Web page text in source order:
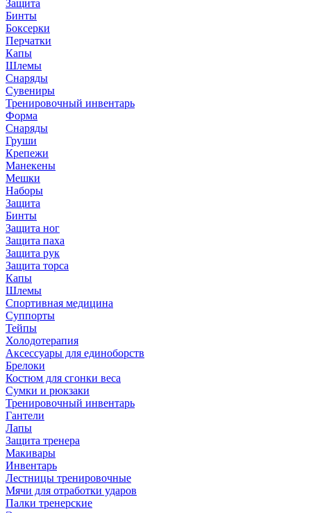
Защита
Бинты
Боксерки
Перчатки
Капы
Шлемы
Снаряды
Сувениры
Тренировочный инвентарь
Форма
Снаряды
Груши
Крепежи
Манекены
Мешки
Наборы
Защита
Бинты
Защита ног
Защита паха
Защита рук
Защита торса
Капы
Шлемы
Спортивная медицина
Суппорты
Тейпы
Холодотерапия
Аксессуары для единоборств
Брелоки
Костюм для сгонки веса
Сумки и рюкзаки
Тренировочный инвентарь
Гантели
Лапы
Защита тренера
Макивары
Инвентарь
Лестницы тренировочные
Мячи для отработки ударов
Палки тренерские